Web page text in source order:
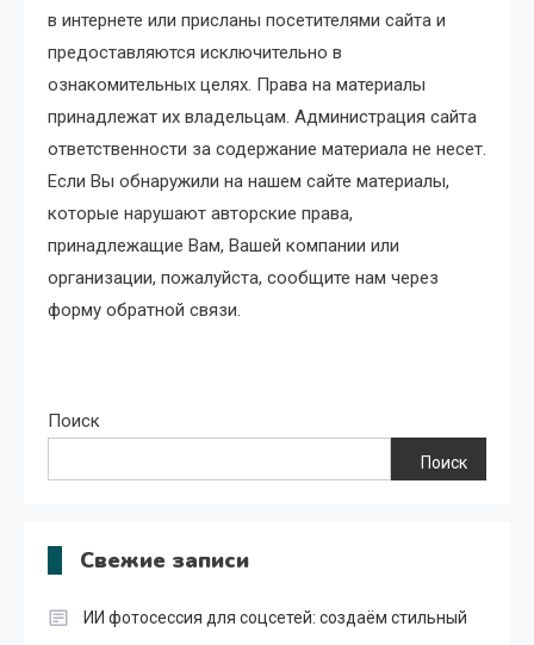
в интернете или присланы посетителями сайта и
предоставляются исключительно в
ознакомительных целях. Права на материалы
принадлежат их владельцам. Администрация сайта
ответственности за содержание материала не несет.
Если Вы обнаружили на нашем сайте материалы,
которые нарушают авторские права,
принадлежащие Вам, Вашей компании или
организации, пожалуйста, сообщите нам через
форму обратной связи.
Поиск
Поиск
Свежие записи
ИИ фотосессия для соцсетей: создаём стильный